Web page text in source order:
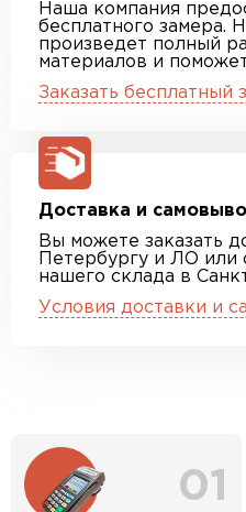
Наша компания
бесплатного замера.
произведет полный
материалов и
Заказать бесплатный
Доставка и
Вы можете заказать
Петербургу и ЛО или
нашего склада в
Условия доставки и
01